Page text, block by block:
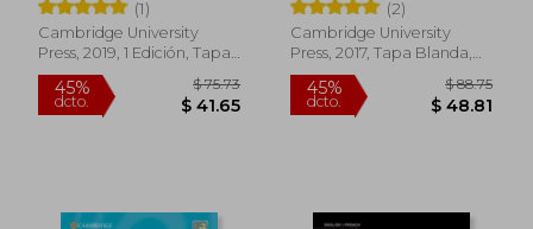
(1)
Cambridge University
Press, 2019, 1 Edición, Tapa
Blanda, Nuevo
(Vocabulary in Use)
(en Inglés)
Felicity
(2)
Cambridge University
Press, 2017, Tapa Blanda,
Nuevo